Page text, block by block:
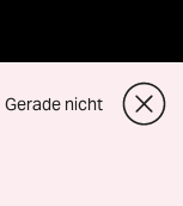
Gerade nicht